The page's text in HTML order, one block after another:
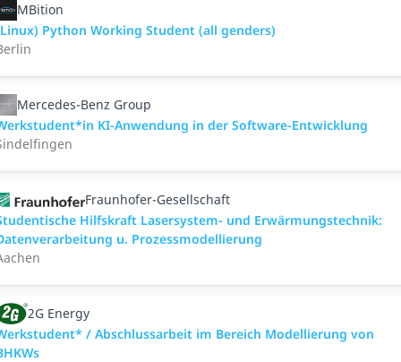
MBition
Python Working Student (all genders)
Mercedes-Benz Group
KI-Anwendung in der Software-Entwicklung
Fraunhofer-Gesellschaft
Hilfskraft Lasersystem- und Erwärmungstechnik:
u. Prozessmodellierung
2G Energy
/ Abschlussarbeit im Bereich Modellierung von